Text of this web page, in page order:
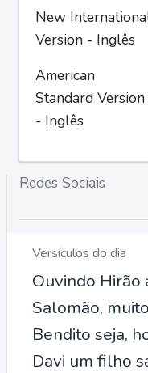
New
Version - Inglês
American
Standard Version
- Inglês
Redes Sociais
Versículos do dia
Ouvindo Hirão
Salomão,
Bendito seja,
Davi um filho